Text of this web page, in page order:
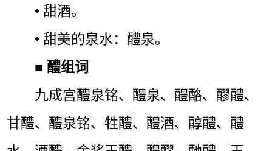
• 甜酒。
• 甜美的泉水：醴泉。
■ 醴组词
九成宫醴泉铭、醴泉、醴酪、醪醴、
甘醴、醴泉铭、牲醴、醴酒、醇醴、醴